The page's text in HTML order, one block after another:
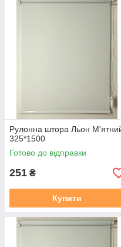
боку, до такого ж стику з
Як самому встановити
https://mir-shtor.org/
Рулонна штора Льон
325*1500
Готово до відправки
251 ₴
Купити